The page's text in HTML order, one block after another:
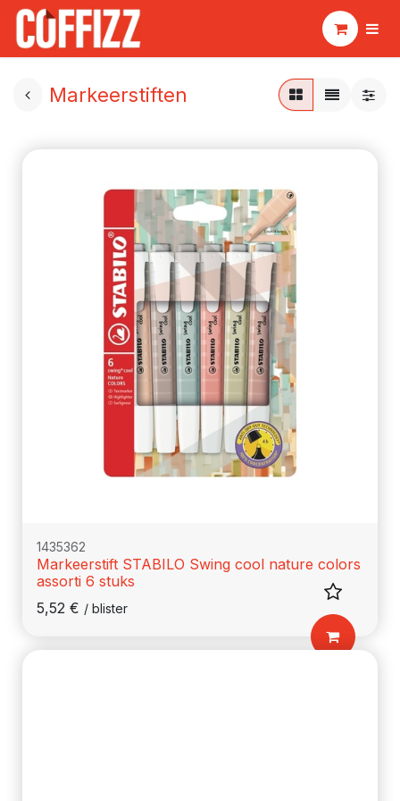
Markeerstiften
1435362
Markeerstift STABILO Swing cool nature colors
assorti 6 stuks
5,52 € / blister